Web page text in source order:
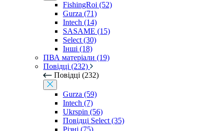
FishingRoi (52)
Gurza (71)
Intech (14)
SASAME (15)
Select (30)
Інші (18)
ПВА матеріали (19)
Повідці (232)
Повідці (232)
Gurza (59)
Intech (7)
Ukrspin (56)
Повідці Select (35)
Різні (75)